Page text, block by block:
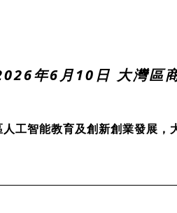
年6月10日 大灣區
工智能教育及創新創業發展